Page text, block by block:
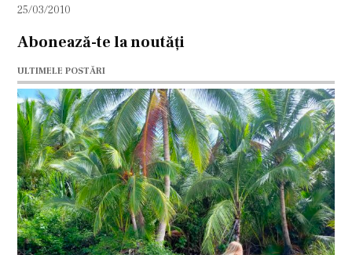
25/03/2010
Abonează-te la noutăți
ULTIMELE POSTĂRI